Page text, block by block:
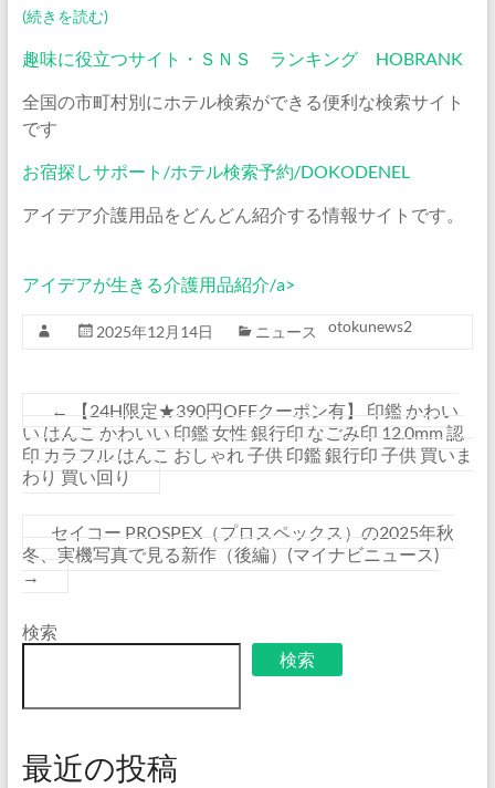
(続きを読む)
趣味に役立つサイト・ＳＮＳ ランキング HOBRANK
全国の市町村別にホテル検索ができる便利な検索サイト
です
お宿探しサポート/ホテル検索予約/DOKODENEL
アイデア介護用品をどんどん紹介する情報サイトです。
アイデアが生きる介護用品紹介/a>
otokunews2
2025年12月14日 ニュース
←
【24H限定★390円OFFクーポン有】 印鑑 かわい
い はんこ かわいい 印鑑 女性 銀行印 なごみ印 12.0mm 認
印 カラフル はんこ おしゃれ 子供 印鑑 銀行印 子供 買いま
わり 買い回り
セイコー PROSPEX（プロスペックス）の2025年秋
冬、実機写真で見る新作（後編）(マイナビニュース)
→
検索
検索
最近の投稿